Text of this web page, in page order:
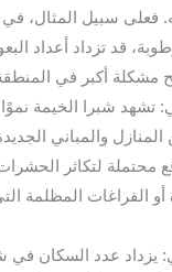
فعلى سبيل المثال، في
قد تزداد أعداد
مشكلة أكبر في
تشهد شبرا الخيمة
المنازل والمباني
محتملة لتكاثر
أو الفراغات المظلمة
يزداد عدد السكان في